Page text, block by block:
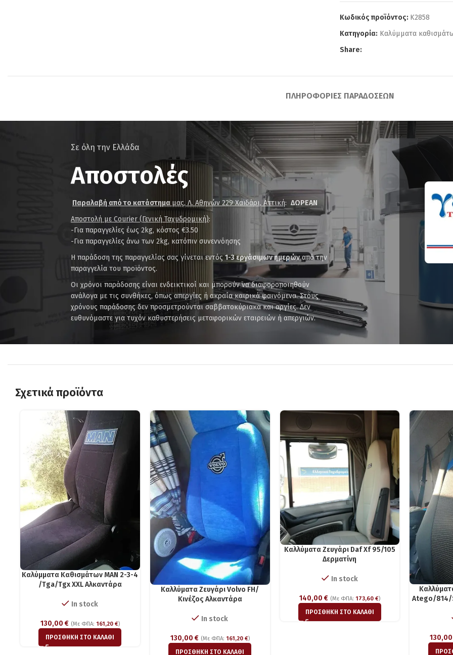
Κωδικός προϊόντος: Κ2858
Κατηγορία: Καλύμματα
Share:
ΠΛΗΡΟΦΟΡΊΕΣ ΠΑΡΑΔΌΣΕΩΝ
Σε όλη την Ελλάδα
Αποστολές
Παραλαβή από το κατάστημα μας, Λ. Αθηνών 229 Χαϊδάρι, Αττική:ΔΩΡΕΑΝ
Αποστολή με Courier (Γενική Ταχυδρομική):
-Για παραγγελίες έως 2kg, κόστος €3.50
-Για παραγγελίες άνω των 2kg, κατόπιν συνεννόησης
Η παράδοση της παραγγελίας σας γίνεται εντός1-3 εργάσιμων ημερώναπό την
παραγγελία του προϊόντος.
Οι χρόνοι παράδοσης είναι ενδεικτικοί και μπορούν να διαφοροποιηθούν
ανάλογα με τις συνθήκες, όπως απεργίες ή ακραία καιρικά φαινόμενα. Στους
χρόνους παράδοσης δεν προσμετρούνται σαββατοκύριακα και αργίες. Δεν
ευθυνόμαστε για τυχόν καθυστερήσεις μεταφορικών εταιρειών ή απεργιών.
Σχετικά προϊόντα
Kαλύμματα Καθισμάτων MAN 2-3-4
/Τga/Τgx XXL Aλκαντάρα
In stock
130,00 € (Με ΦΠΑ: 161,20 €)
ΠΡΟΣΘΉΚΗ ΣΤΟ ΚΑΛΆΘΙ
Καλλύματα Ζευγάρι Volvo FH/
Κινέζος Αλκαντάρα
In stock
130,00 € (Με ΦΠΑ: 161,20 €)
ΠΡΟΣΘΉΚΗ ΣΤΟ ΚΑΛΆΘΙ
Καλλύματα Ζευγάρι Daf Xf 95/105
Δερματίνη
In stock
140,00 € (Με ΦΠΑ: 173,60 €)
ΠΡΟΣΘΉΚΗ ΣΤΟ ΚΑΛΆΘΙ
Atego/814/